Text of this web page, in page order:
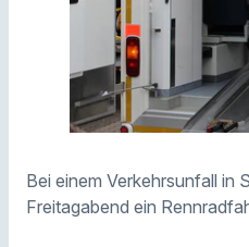
Bei einem Verkehrsunfall in
Freitagabend ein